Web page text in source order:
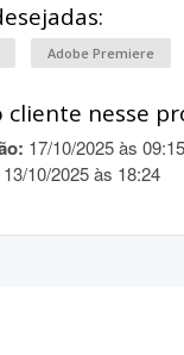
Adobe Premiere
cliente nesse
17/10/2025 às 09:15
13/10/2025 às 18:24